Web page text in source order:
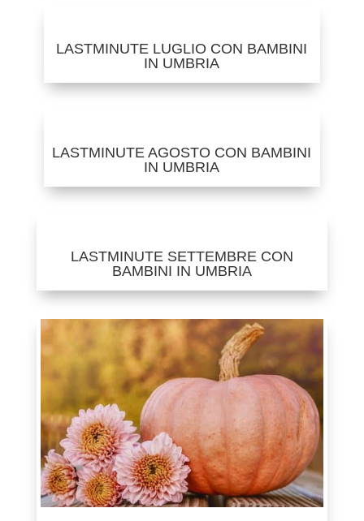
LASTMINUTE LUGLIO CON BAMBINI
IN UMBRIA
LASTMINUTE AGOSTO CON BAMBINI
IN UMBRIA
LASTMINUTE SETTEMBRE CON
BAMBINI IN UMBRIA